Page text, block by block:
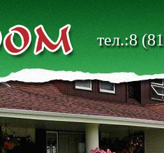
тел.:8